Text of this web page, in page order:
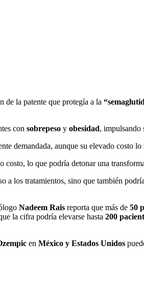
de la patente que protegía a la
con sobrepeso y obesidad, impulsando
demandada, aunque su elevado costo
costo, lo que podría detonar una
a los tratamientos, sino que también
Nadeem Rais reporta que más de 50
la cifra podría elevarse hasta 200
en México y Estados Unidos